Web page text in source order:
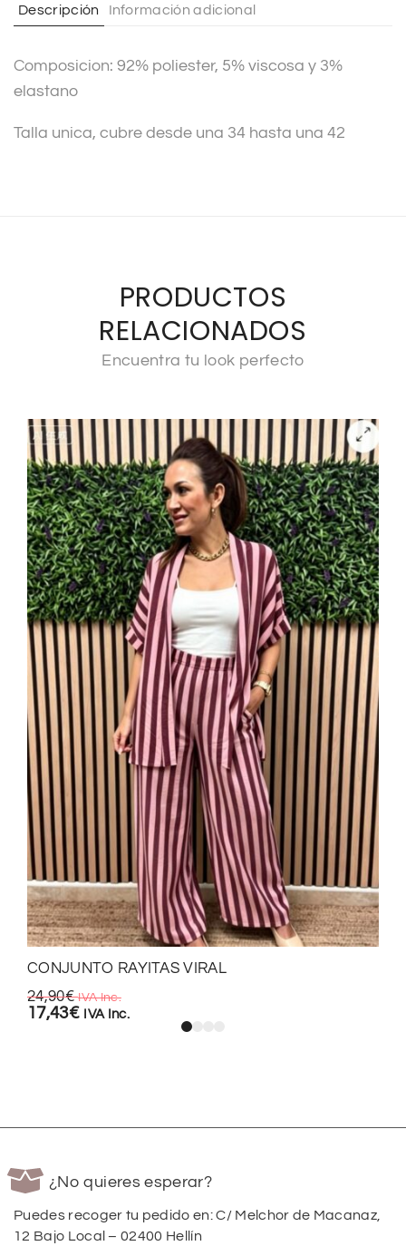
i
e
:
Descripción Información adicional
Composicion: 92% poliester, 5% viscosa y 3%
elastano
Talla unica, cubre desde una 34 hasta una 42
PRODUCTOS
RELACIONADOS
Encuentra tu look perfecto
CONJUNTO RAYITAS VIRAL
24,90€ IVA Inc.
17,43€ IVA Inc.
¿No quieres esperar?
Puedes recoger tu pedido en: C/ Melchor de Macanaz,
12 Bajo Local – 02400 Hellín